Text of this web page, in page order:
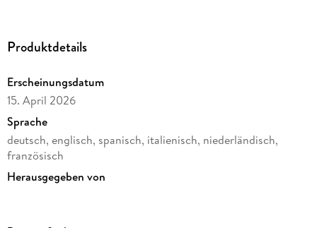
Mehrsprachig. Mit To do-Bereich für einen Überblick über die
wöchentlichen Aufgaben.
Produktdetails
Erscheinungsdatum
15. April 2026
Sprache
deutsch, englisch, spanisch, italienisch, niederländisch,
französisch
Herausgegeben von